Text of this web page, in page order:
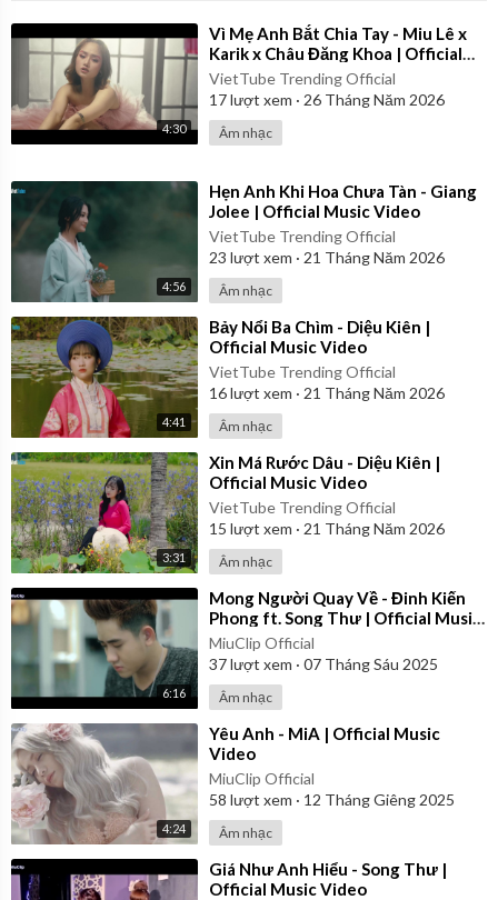
Suport : Lee Lê , GinB Nguyễn
-------------------
PRODUCTION UNIT : CANG PRODUCTION
DIRECTED BY : CANG NGUYỄN ( NGUYEN QUOC CUONG )
SCRIPT: DANG QUYEN - Do Thuc Nhan
SCENE SCRIPT: DANG QUYEN
ILLUSTRATION: WVU
ANIMATION: ANH THU, DANG QUYEN
TYPO : Quan Vo
-------------------
Exclusive distribution: Euphoria Media Vietnam
Exclusive publishing: Euphoria Media Publishing
4:30
⁣Vì Mẹ Anh Bắt Chia Tay - Miu Lê x
Karik x Châu Đăng Khoa | Official
Music Video
VietTube Trending Official
17lượt xem · 26 Tháng Năm 2026
Âm nhạc
4:56
⁣Hẹn Anh Khi Hoa Chưa Tàn - Giang
Jolee | Official Music Video
VietTube Trending Official
23 lượt xem · 21 Tháng Năm 2026
Âm nhạc
4:41
⁣Bảy Nổi Ba Chìm - Diệu Kiên |
Official Music Video
VietTube Trending Official
16lượt xem · 21 Tháng Năm 2026
Âm nhạc
3:31
⁣Xin Má Rước Dâu - Diệu Kiên |
Official Music Video
VietTube Trending Official
15 lượt xem · 21 Tháng Năm 2026
Âm nhạc
6:16
⁣Mong Người Quay Về - Đinh Kiến
Phong ft. Song Thư | Official Music
Video
MiuClip Official
37lượt xem · 07 Tháng Sáu 2025
Âm nhạc
4:24
⁣Yêu Anh - MiA | Official Music
Video
MiuClip Official
58 lượt xem · 12 Tháng Giêng 2025
Âm nhạc
⁣Giá Như Anh Hiểu - Song Thư |
Official Music Video